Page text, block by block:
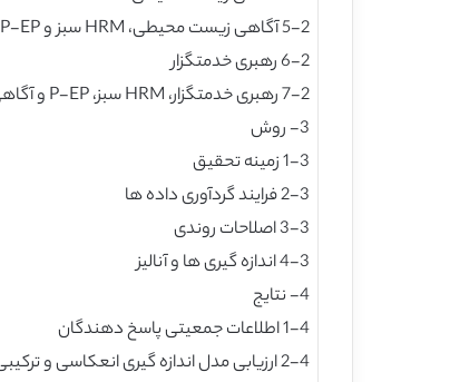
5-2 آگاهی زیست محیطی، HRM سبز و P-EP
6-2 رهبری خدمتگزار
7-2 رهبری خدمتگزار، HRM سبز، P-EP و آگاهی زیست محیطی
3- روش
1-3 زمینه تحقیق
2-3 فرایند گردآوری داده ها
3-3 اصلاحات روندی
4-3 اندازه گیری ها و آنالیز
4- نتایج
1-4 اطلاعات جمعیتی پاسخ دهندگان
2-4 ارزیابی مدل اندازه گیری انعکاسی و ترکیبی